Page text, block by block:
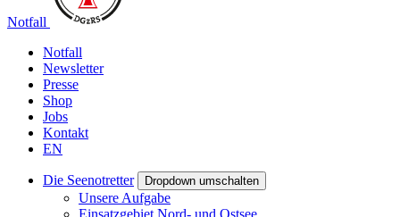
Notfall
Notfall
Newsletter
Presse
Shop
Jobs
Kontakt
EN
Die Seenotretter Dropdown umschalten
Unsere Aufgabe
Einsatzgebiet Nord- und Ostsee